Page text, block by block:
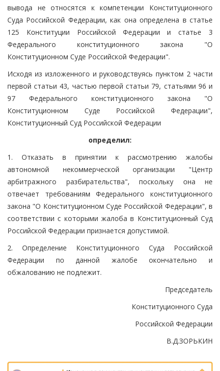
вывода не относятся к компетенции Конституционного
Суда Российской Федерации, как она определена в статье
125 Конституции Российской Федерации и статье 3
Федерального конституционного закона "О
Конституционном Суде Российской Федерации".
Исходя из изложенного и руководствуясь пунктом 2 части
первой статьи 43, частью первой статьи 79, статьями 96 и
97 Федерального конституционного закона "О
Конституционном Суде Российской Федерации",
Конституционный Суд Российской Федерации
определил:
1. Отказать в принятии к рассмотрению жалобы
автономной некоммерческой организации "Центр
арбитражного разбирательства", поскольку она не
отвечает требованиям Федерального конституционного
закона "О Конституционном Суде Российской Федерации", в
соответствии с которыми жалоба в Конституционный Суд
Российской Федерации признается допустимой.
2. Определение Конституционного Суда Российской
Федерации по данной жалобе окончательно и
обжалованию не подлежит.
Председатель
Конституционного Суда
Российской Федерации
В.Д.ЗОРЬКИН